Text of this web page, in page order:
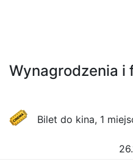
Wynagrodzenia i
Bilet do kina, 1